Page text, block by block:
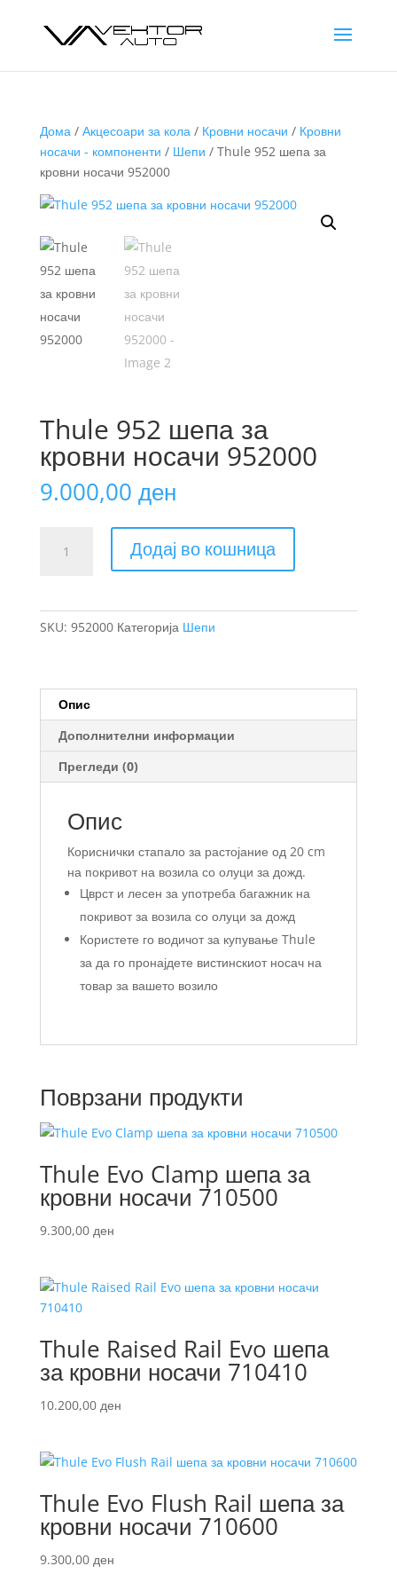
Дома/ Акцесоари за кола/ Кровни носачи / Кровни
носачи - компоненти / Шепи / Thule 952 шепа за
кровни носачи 952000
Thule 952 шепа за
кровни носачи 952000
9.000,00 ден
Додај во кошница
SKU: 952000 Категорија Шепи
Опис
Дополнителни информации
Прегледи (0)
Опис
Кориснички стапало за растојание од 20 cm
на покривот на возила со олуци за дожд.
Цврст и лесен за употреба багажник на
покривот за возила со олуци за дожд
Користете го водичот за купување Thule
за да го пронајдете вистинскиот носач на
товар за вашето возило
Поврзани продукти
Thule Evo Clamp шепа за
кровни носачи 710500
9.300,00 ден
Thule Raised Rail Evo шепа
за кровни носачи 710410
10.200,00 ден
Thule Evo Flush Rail шепа за
кровни носачи 710600
9.300,00 ден